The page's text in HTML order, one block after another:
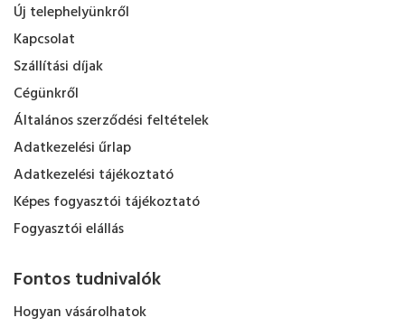
Új telephelyünkről
Kapcsolat
Szállítási díjak
Cégünkről
Általános szerződési feltételek
Adatkezelési űrlap
Adatkezelési tájékoztató
Képes fogyasztói tájékoztató
Fogyasztói elállás
Fontos tudnivalók
Hogyan vásárolhatok